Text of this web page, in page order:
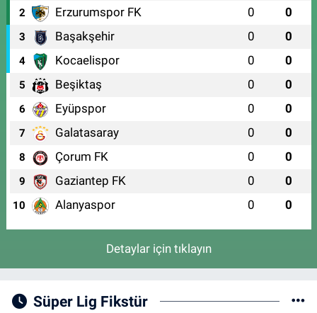
2 Erzurumspor FK 0 0
3 Başakşehir 0 0
4 Kocaelispor 0 0
5 Beşiktaş 0 0
6 Eyüpspor 0 0
7 Galatasaray 0 0
8 Çorum FK 0 0
9 Gaziantep FK 0 0
10 Alanyaspor 0 0
Detaylar için tıklayın
Süper Lig Fikstür